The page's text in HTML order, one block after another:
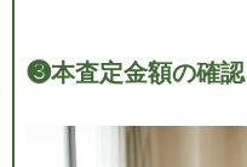
❸本査定金額の確認